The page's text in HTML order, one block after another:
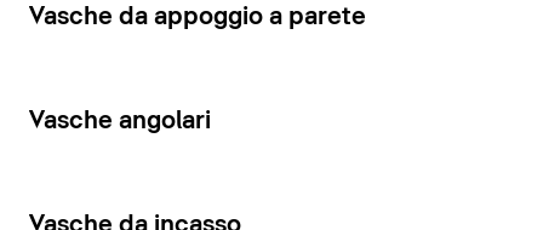
Vasche da appoggio a parete
Vasche angolari
Vasche da incasso